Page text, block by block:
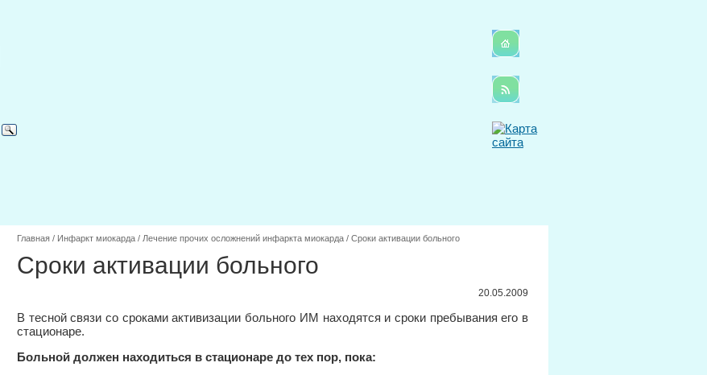
Главная / Инфаркт миокарда / Лечение прочих осложнений инфаркта миокарда / Сроки активации больного
Сроки активации больного
20.05.2009
В тесной связи со сроками активизации больного ИМ находятся и сроки пребывания его в
стационаре.
Больной должен находиться в стационаре до тех пор, пока: